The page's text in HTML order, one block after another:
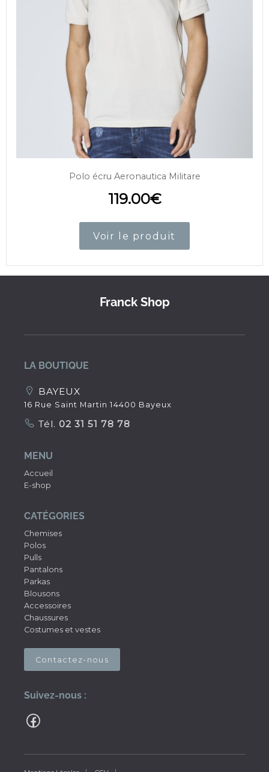
Polo écru Aeronautica Militare
119.00€
Voir le produit
Franck Shop
LA BOUTIQUE
BAYEUX
16 Rue Saint Martin 14400 Bayeux
Tél. 02 31 51 78 78
MENU
Accueil
E-shop
CATÉGORIES
Chemises
Polos
Pulls
Pantalons
Parkas
Blousons
Accessoires
Chaussures
Costumes et vestes
Contactez-nous
Suivez-nous :